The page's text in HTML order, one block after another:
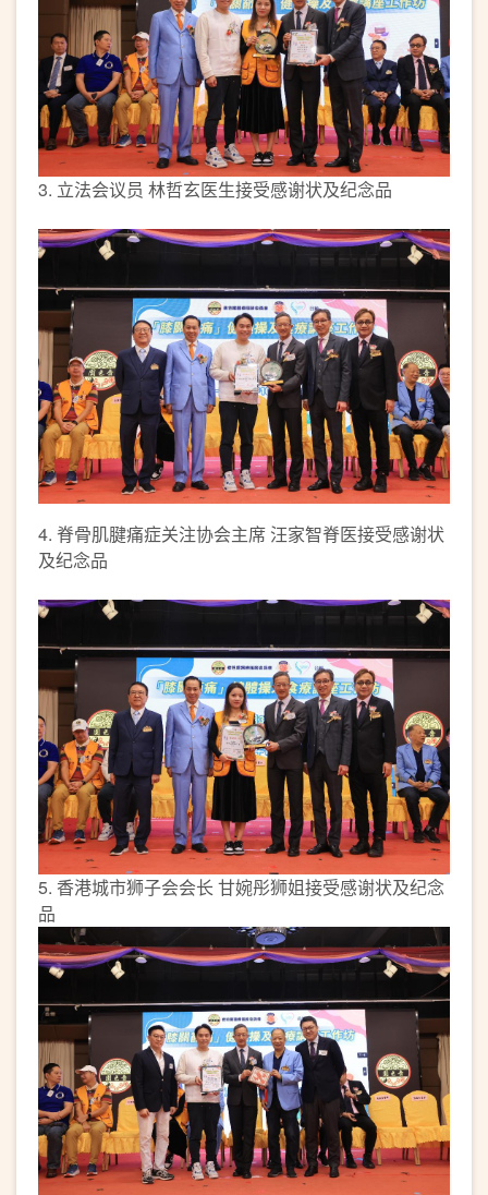
3. 立法会议员 林哲玄医生接受感谢状及纪念品
4. 脊骨肌腱痛症关注协会主席 汪家智脊医接受感谢状
及纪念品
5. 香港城市狮子会会长 甘婉彤狮姐接受感谢状及纪念
品